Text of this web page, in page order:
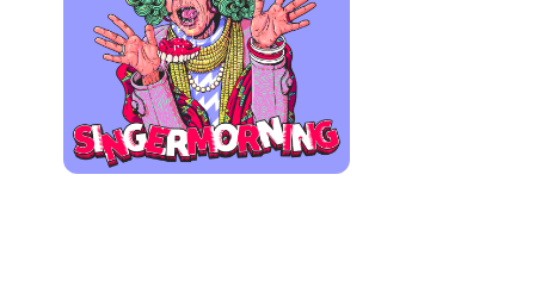
Síguenos en tiktok
Síguenos en facebook
Síguenos en instagram
Síguenos en twitter
Síguenos en linkedin
Síguenos en youtube
Política de Privacidad
Política de Cookies
Aviso Legal
Política de Sostenibilidad